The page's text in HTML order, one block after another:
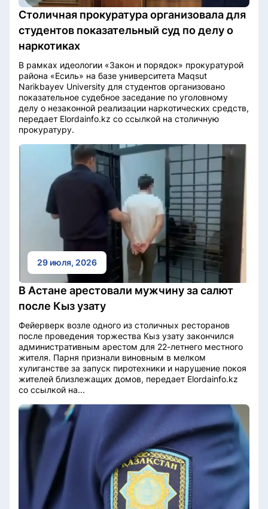
Столичная прокуратура организовала для
студентов показательный суд по делу о
наркотиках
В рамках идеологии «Закон и порядок» прокуратурой
района «Есиль» на базе университета Maqsut
Narikbayev University для студентов организовано
показательное судебное заседание по уголовному
делу о незаконной реализации наркотических средств,
передает Elordainfo.kz со ссылкой на столичную
прокуратуру.
29 июля, 2026
В Астане арестовали мужчину за салют
после Кыз узату
Фейерверк возле одного из столичных ресторанов
после проведения торжества Кыз узату закончился
административным арестом для 22-летнего местного
жителя. Парня признали виновным в мелком
хулиганстве за запуск пиротехники и нарушение покоя
жителей близлежащих домов, передает Elordainfo.kz
со ссылкой на...